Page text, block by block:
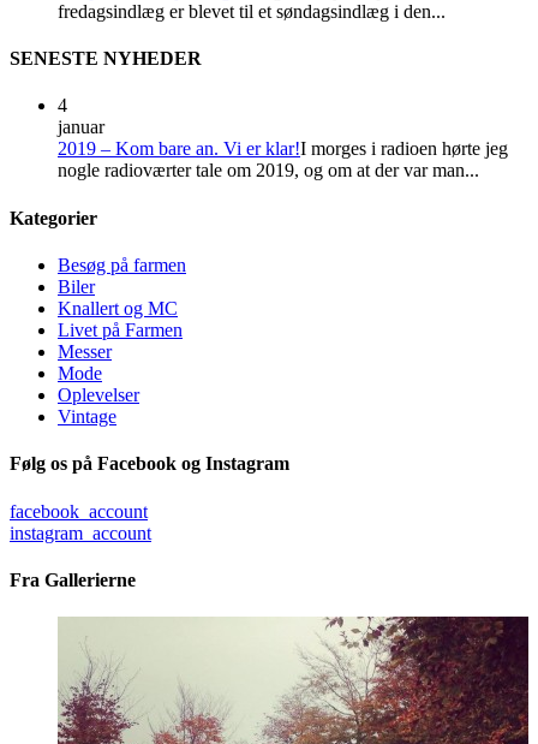
fredagsindlæg er blevet til et søndagsindlæg i den...
SENESTE NYHEDER
4
januar
2019 – Kom bare an. Vi er klar!I morges i radioen hørte jeg
nogle radioværter tale om 2019, og om at der var man...
Kategorier
Besøg på farmen
Biler
Knallert og MC
Livet på Farmen
Messer
Mode
Oplevelser
Vintage
Følg os på Facebook og Instagram
facebook_account
instagram_account
Fra Gallerierne